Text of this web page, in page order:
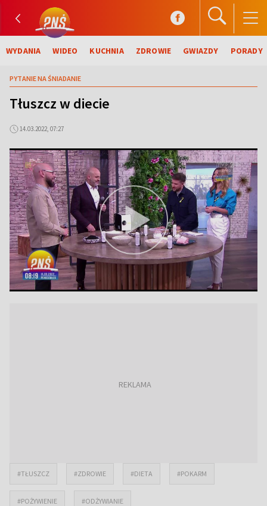
WYDANIA WIDEO KUCHNIA ZDROWIE GWIAZDY PORADY
PYTANIE NA ŚNIADANIE
Tłuszcz w diecie
14.03.2022, 07:27
#TŁUSZCZ #ZDROWIE #DIETA #POKARM
#POŻYWIENIE #ODŻYWIANIE